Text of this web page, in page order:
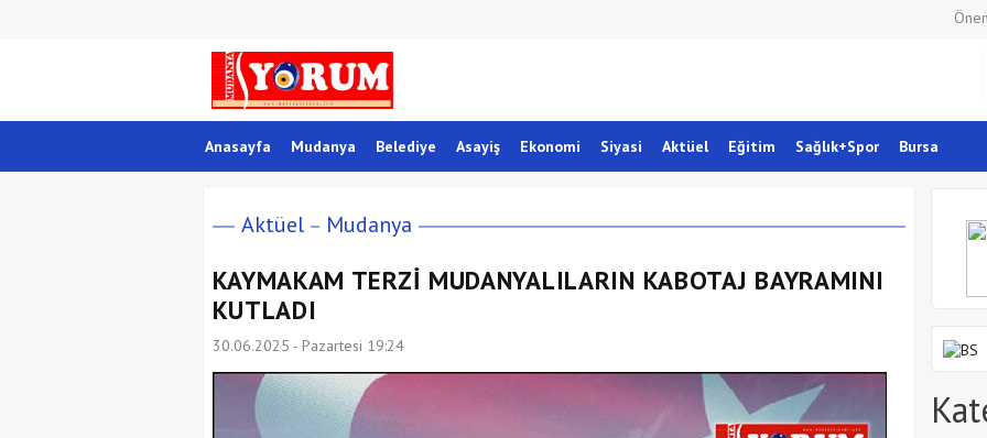
Anasayfa Mudanya Belediye Asayiş Ekonomi Siyasi Aktüel Eğitim Sağlık+Spor Bursa
Aktüel Mudanya
KAYMAKAM TERZİ MUDANYALILARIN KABOTAJ BAYRAMINI
KUTLADI
30.06.2025 - Pazartesi 19:24